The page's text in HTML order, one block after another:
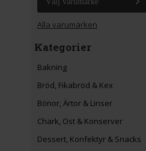
Alla varumärken
Kategorier
Bakning
Bröd, Fikabröd & Kex
Bönor, Ärtor & Linser
Chark, Ost & Konserver
Dessert, Konfektyr & Snacks